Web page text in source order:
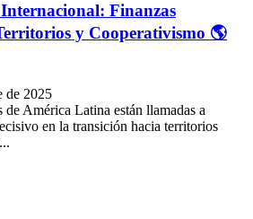
Finanzas
y Cooperativismo 🌎
de 2025
de América Latina están llamadas a
en la transición hacia territorios